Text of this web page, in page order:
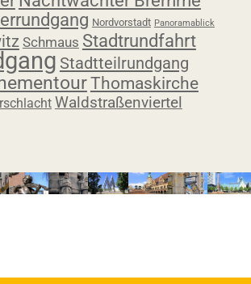
Nordvorstadt Panoramablick
Schmaus Stadtrundfahrt
Stadtteilrundgang
Thomaskirche
Waldstraßenviertel